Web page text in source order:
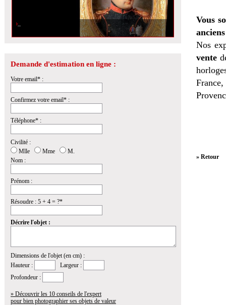
Demande d'estimation en ligne :
Votre email* :
Confirmez votre email* :
Téléphone* :
Civilité :
Mlle
Mme
M.
Nom :
Prénom :
Résoudre : 5 + 4 = ?*
Décrire l'objet :
Dimensions de l'objet (en cm) :
Hauteur :
Largeur :
Profondeur :
» Découvrir les 10 conseils de l'expert
pour bien photographier ses objets de valeur
Vous
Nos
vente
» Retour